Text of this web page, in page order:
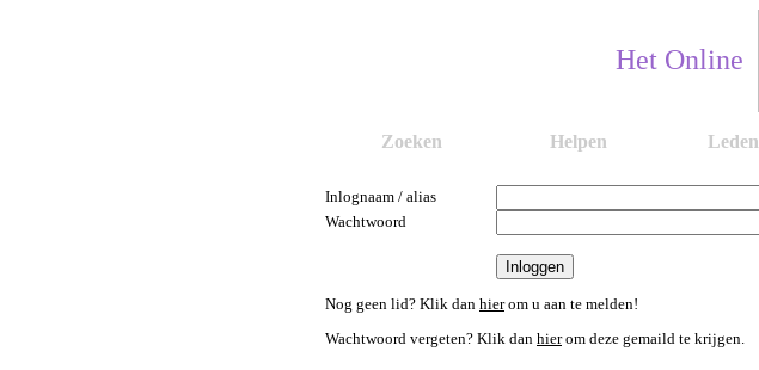
Het Online
Zoeken Helpen Leden
Inlognaam / alias
Wachtwoord
Nog geen lid? Klik dan hierom u aan te melden!
Wachtwoord vergeten? Klik dan hierom deze gemaild te krijgen.